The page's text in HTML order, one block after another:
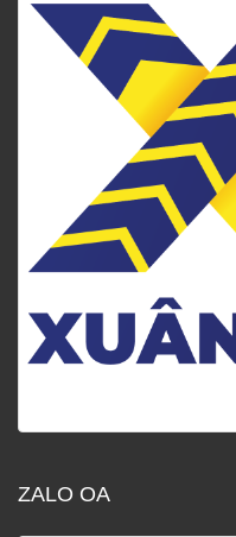
ZALO OA